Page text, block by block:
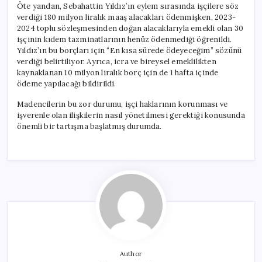
Öte yandan, Sebahattin Yıldız’ın eylem sırasında işçilere söz
verdiği 180 milyon liralık maaş alacakları ödenmişken, 2023-
2024 toplu sözleşmesinden doğan alacaklarıyla emekli olan 30
işçinin kıdem tazminatlarının henüz ödenmediği öğrenildi.
Yıldız’ın bu borçları için “En kısa sürede ödeyeceğim” sözünü
verdiği belirtiliyor. Ayrıca, icra ve bireysel emeklilikten
kaynaklanan 10 milyon liralık borç için de 1 hafta içinde
ödeme yapılacağı bildirildi.
Madencilerin bu zor durumu, işçi haklarının korunması ve
işverenle olan ilişkilerin nasıl yönetilmesi gerektiği konusunda
önemli bir tartışma başlatmış durumda.
Author